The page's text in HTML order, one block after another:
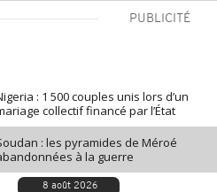
PUBLICITÉ
: 1 500 couples unis lors d’un
collectif financé par l’État
: les pyramides de Méroé
à la guerre
8 août 2026